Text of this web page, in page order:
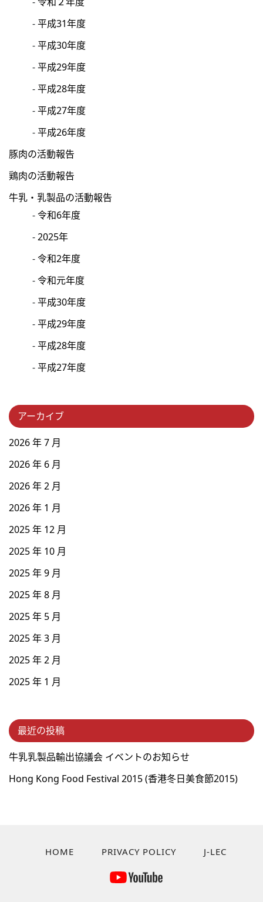
平成31年度
平成30年度
平成29年度
平成28年度
平成27年度
平成26年度
豚肉の活動報告
鶏肉の活動報告
牛乳・乳製品の活動報告
令和6年度
2025年
令和2年度
令和元年度
平成30年度
平成29年度
平成28年度
平成27年度
アーカイブ
2026 年 7 月
2026 年 6 月
2026 年 2 月
2026 年 1 月
2025 年 12 月
2025 年 10 月
2025 年 9 月
2025 年 8 月
2025 年 5 月
2025 年 3 月
2025 年 2 月
2025 年 1 月
最近の投稿
牛乳乳製品輸出協議会 イベントのお知らせ
Hong Kong Food Festival 2015 (⾹港冬⽇美⾷節2015)
HOME PRIVACY POLICY J-LEC